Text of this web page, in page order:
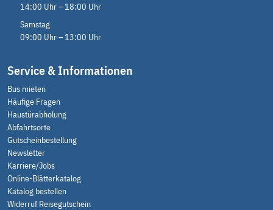
14:00 Uhr – 18:00 Uhr
Samstag
09:00 Uhr – 13:00 Uhr
Service & Informationen
Bus mieten
Häufige Fragen
Haustürabholung
Abfahrtsorte
Gutscheinbestellung
Newsletter
Karriere/Jobs
Online-Blätterkatalog
Katalog bestellen
Widerruf Reisegutschein